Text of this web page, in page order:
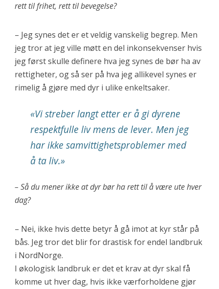
rett til frihet, rett til bevegelse?
– Jeg synes det er et veldig vanskelig begrep. Men
jeg tror at jeg ville møtt en del inkonsekvenser hvis
jeg først skulle definere hva jeg synes de bør ha av
rettigheter, og så ser på hva jeg allikevel synes er
rimelig å gjøre med dyr i ulike enkeltsaker.
«Vi streber langt etter er å gi dyrene
respektfulle liv mens de lever. Men jeg
har ikke samvittighetsproblemer med
å ta liv.»
– Så du mener ikke at dyr bør ha rett til å være ute hver
dag?
– Nei, ikke hvis dette betyr å gå imot at kyr står på
bås. Jeg tror det blir for drastisk for endel landbruk
i NordNorge.
I økologisk landbruk er det et krav at dyr skal få
komme ut hver dag, hvis ikke værforholdene gjør